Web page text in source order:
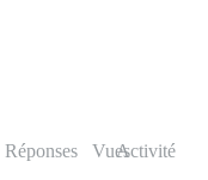
Réponses VuesActivité